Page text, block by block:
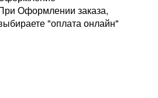
Оформлении заказа,
"оплата онлайн"